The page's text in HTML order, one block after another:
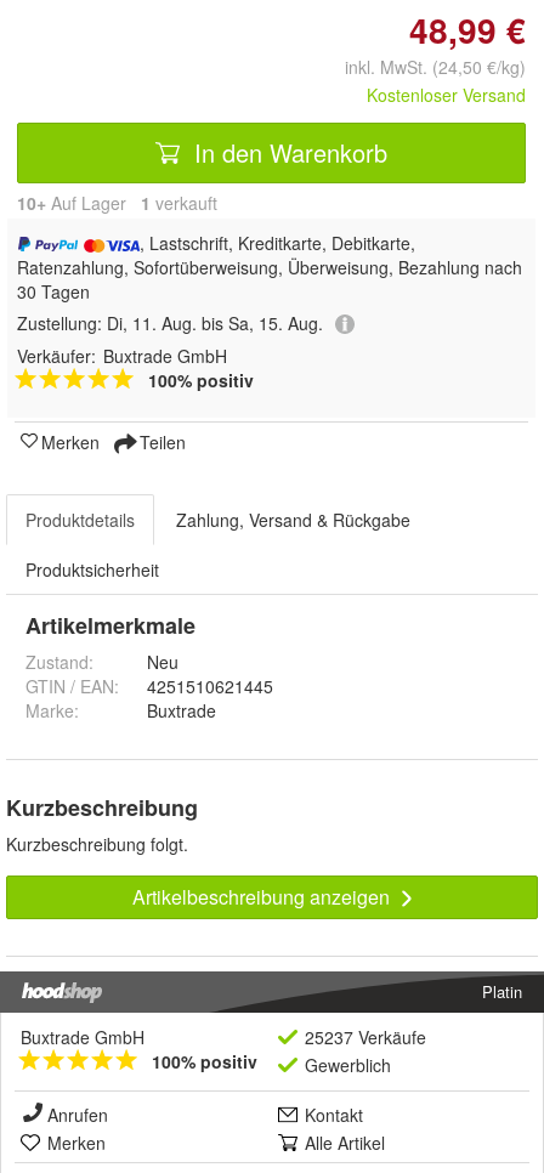
48,99 €
inkl. MwSt. (24,50 €/kg)
Kostenloser Versand
In den Warenkorb
10+ Auf Lager 1 verkauft
, Lastschrift, Kreditkarte, Debitkarte,
Ratenzahlung, Sofortüberweisung, Überweisung, Bezahlung nach
30 Tagen
Zustellung: Di, 11. Aug. bis Sa, 15. Aug.
Verkäufer: Buxtrade GmbH
100% positiv
Merken Teilen
Produktdetails Zahlung, Versand & Rückgabe
Produktsicherheit
Artikelmerkmale
Zustand:
Neu
GTIN / EAN:
4251510621445
Marke:
Buxtrade
Kurzbeschreibung
Kurzbeschreibung folgt.
Artikelbeschreibung anzeigen
Platin
Buxtrade GmbH
100% positiv
25237 Verkäufe
Gewerblich
Anrufen
Kontakt
Merken
Alle Artikel